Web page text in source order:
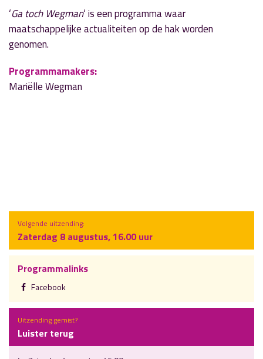
‘Ga toch Wegman‘ is een programma waar
maatschappelijke actualiteiten op de hak worden
genomen.
Programmamakers:
Mariëlle Wegman
Volgende uitzending:
Zaterdag 8 augustus, 16.00 uur
Programmalinks
Facebook
Uitzending gemist?
Luister terug